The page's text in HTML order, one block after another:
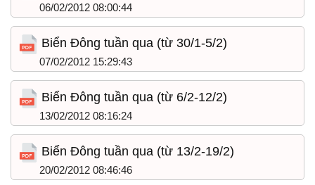
06/02/2012 08:00:44
Biển Đông tuần qua (từ 30/1-5/2)
07/02/2012 15:29:43
Biển Đông tuần qua (từ 6/2-12/2)
13/02/2012 08:16:24
Biển Đông tuần qua (từ 13/2-19/2)
20/02/2012 08:46:46